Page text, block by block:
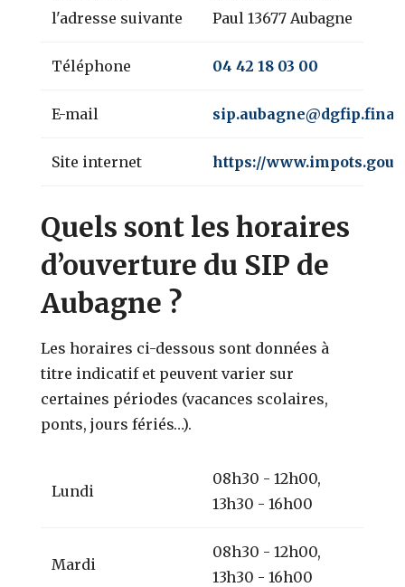
l'adresse suivante
Paul 13677 Aubagne
Téléphone 04 42 18 03 00
E-mail
Site internet https://
Quels sont les horaires
d’ouverture du SIP de
Aubagne ?
Les horaires ci-dessous sont données à
titre indicatif et peuvent varier sur
certaines périodes (vacances scolaires,
ponts, jours fériés…).
Lundi
08h30 - 12h00,
13h30 - 16h00
Mardi
08h30 - 12h00,
13h30 - 16h00